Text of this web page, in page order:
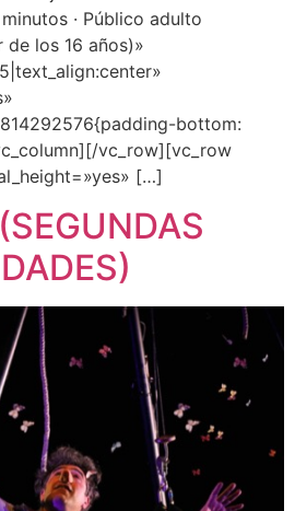
· Público adulto
los 16 años)»
bottom:
vc_row][vc_row
[…]